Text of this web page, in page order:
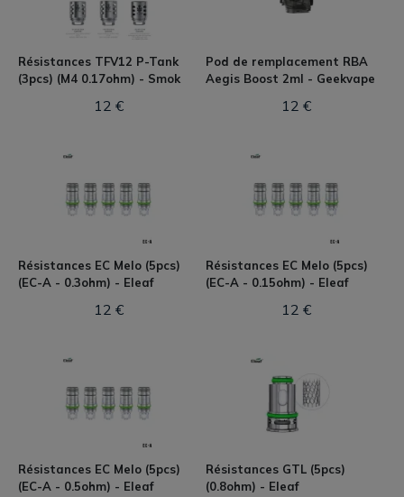
Résistances TFV12 P-Tank
(3pcs) (M4 0.17ohm) - Smok
12 €
Pod de remplacement RBA
Aegis Boost 2ml - Geekvape
12 €
Résistances EC Melo (5pcs)
(EC-A - 0.3ohm) - Eleaf
12 €
Résistances EC Melo (5pcs)
(EC-A - 0.15ohm) - Eleaf
12 €
Résistances EC Melo (5pcs)
(EC-A - 0.5ohm) - Eleaf
Résistances GTL (5pcs)
(0.8ohm) - Eleaf